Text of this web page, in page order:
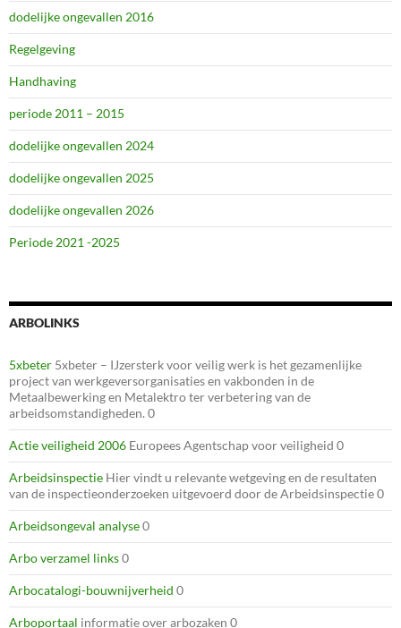
dodelijke ongevallen 2016
Regelgeving
Handhaving
periode 2011 – 2015
dodelijke ongevallen 2024
dodelijke ongevallen 2025
dodelijke ongevallen 2026
Periode 2021 -2025
ARBOLINKS
5xbeter 5xbeter – IJzersterk voor veilig werk is het gezamenlijke
project van werkgeversorganisaties en vakbonden in de
Metaalbewerking en Metalektro ter verbetering van de
arbeidsomstandigheden. 0
Actie veiligheid 2006 Europees Agentschap voor veiligheid 0
Arbeidsinspectie Hier vindt u relevante wetgeving en de resultaten
van de inspectieonderzoeken uitgevoerd door de Arbeidsinspectie 0
Arbeidsongeval analyse0
Arbo verzamel links0
Arbocatalogi-bouwnijverheid 0
Arboportaal informatie over arbozaken 0